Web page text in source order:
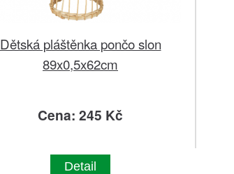
Dětská pláštěnka pončo slon
89x0,5x62cm
Cena: 245 Kč
Detail